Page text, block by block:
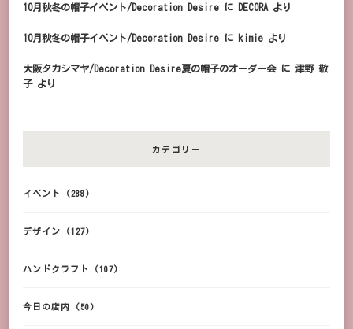
10月秋冬の帽子イベント/Decoration Desire に DECORA より
10月秋冬の帽子イベント/Decoration Desire に kimie より
大阪タカシマヤ/Decoration Desire夏の帽子のオーダー会に 津野 敬
子より
カテゴリー
イベント (288)
デザイン (127)
ハンドクラフト (107)
今日の店内 (50)